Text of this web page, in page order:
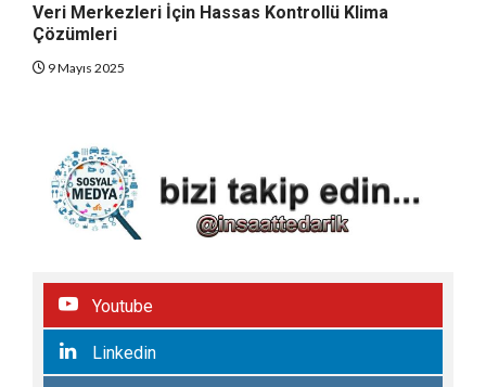
Veri Merkezleri İçin Hassas Kontrollü Klima
Çözümleri
9 Mayıs 2025
Youtube
Linkedin